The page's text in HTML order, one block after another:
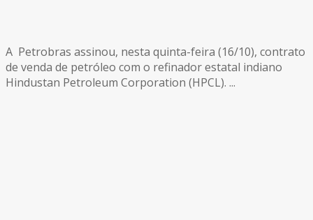
A Petrobras assinou, nesta quinta-feira (16/10), contrato
de venda de petróleo com o refinador estatal indiano
Hindustan Petroleum Corporation (HPCL). ...